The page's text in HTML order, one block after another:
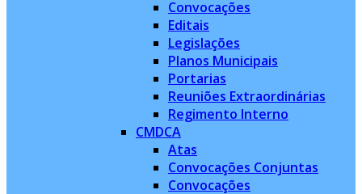
Convocações
Editais
Legislações
Planos Municipais
Portarias
Reuniões Extraordinárias
Regimento Interno
CMDCA
Atas
Convocações Conjuntas
Convocações